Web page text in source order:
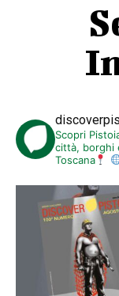
Scopri
città, borghi
Toscana